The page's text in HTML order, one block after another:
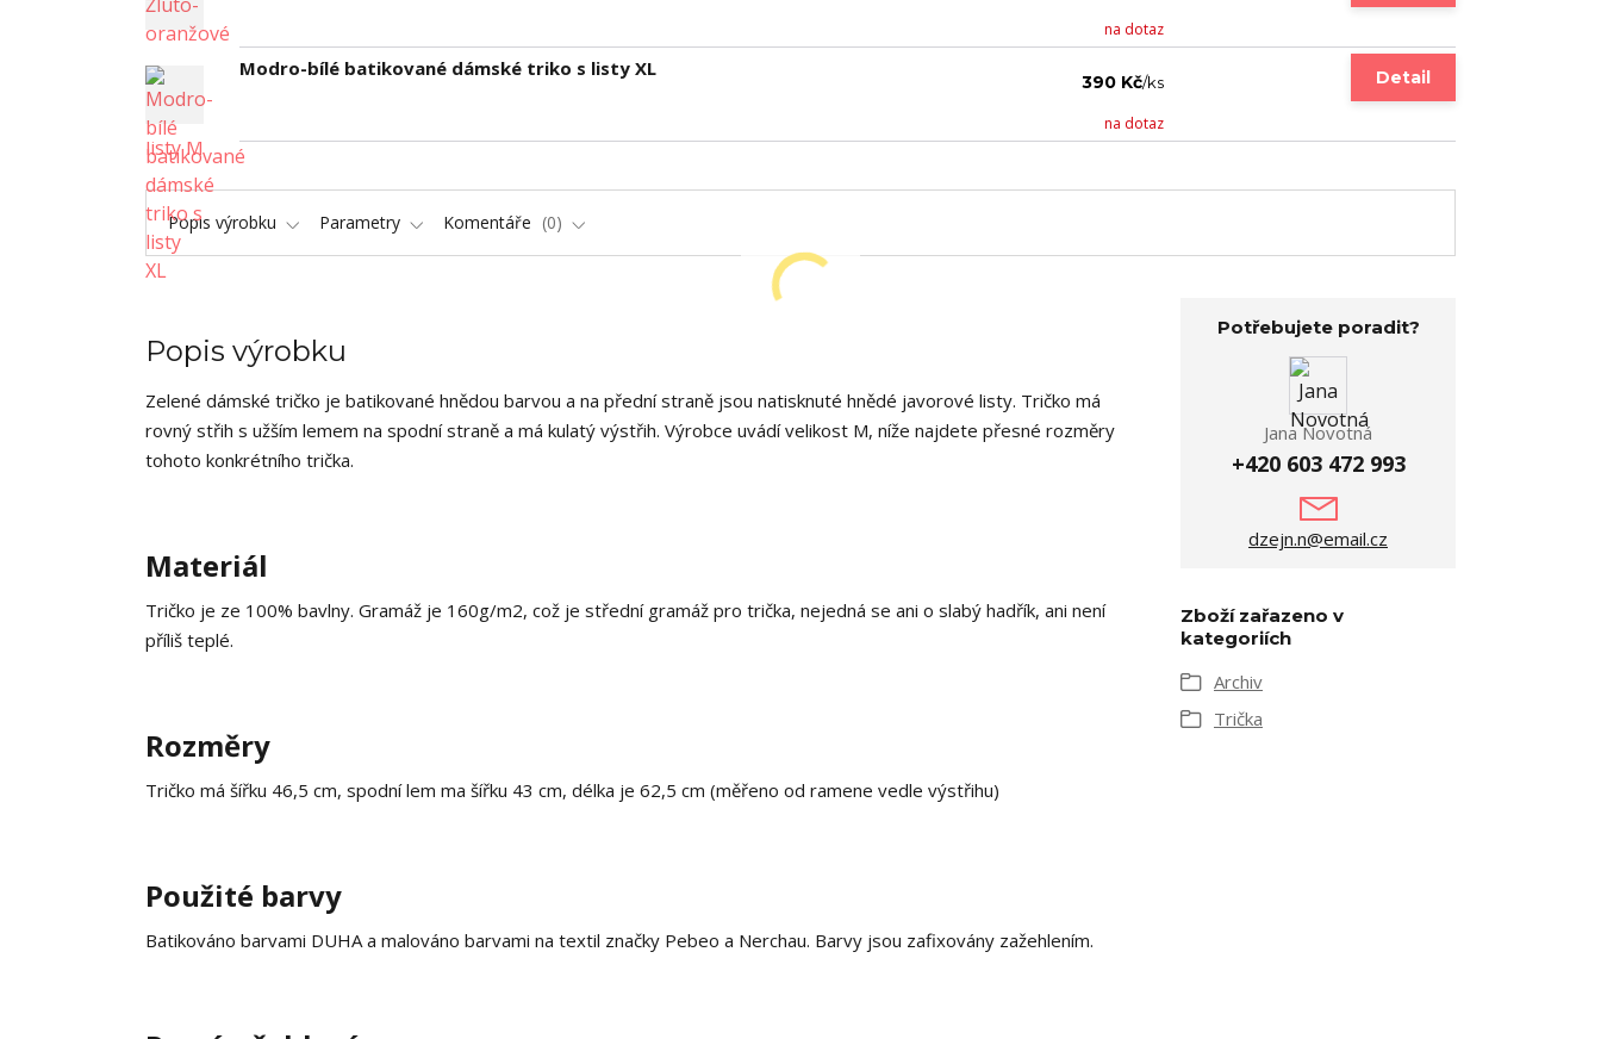
na dotaz
Modro-bílé batikované dámské triko s listy XL
390 Kč/ks
na dotaz
Detail
Popis výrobku Parametry Komentáře 0
Popis výrobku
Zelené dámské tričko je batikované hnědou barvou a na přední straně jsou natisknuté hnědé javorové listy. Tričko má
rovný střih s užším lemem na spodní straně a má kulatý výstřih. Výrobce uvádí velikost M, níže najdete přesné rozměry
tohoto konkrétního trička.
Materiál
Tričko je ze 100% bavlny. Gramáž je 160g/m2, což je střední gramáž pro trička, nejedná se ani o slabý hadřík, ani není
příliš teplé.
Rozměry
Tričko má šířku 46,5 cm, spodní lem ma šířku 43 cm, délka je 62,5 cm (měřeno od ramene vedle výstřihu)
Použité barvy
Batikováno barvami DUHA a malováno barvami na textil značky Pebeo a Nerchau. Barvy jsou zafixovány zažehlením.
Potřebujete poradit?
Jana Novotná
+420 603 472 993
dzejn.n@email.cz
Zboží zařazeno v
kategoriích
Archiv
Trička